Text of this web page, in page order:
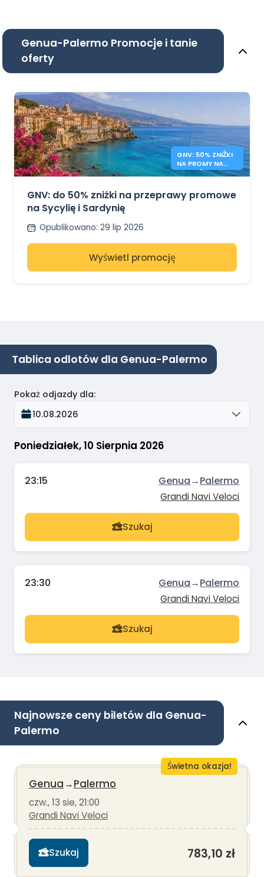
Genua-Palermo Promocje i tanie
oferty
GNV: 50% ZNIŻKI
NA PROMY NA
SYCYLIĘ I
GNV: do 50% zniżki na przeprawy promowe
na Sycylię i Sardynię
Opublikowano: 29 lip 2026
Wyświetl promocję
Tablica odlotów dla Genua-Palermo
Poniedziałek, 10 Sierpnia 2026
Pokaż odjazdy dla:
10.08.2026
23:15 Genua→Palermo
Grandi Navi Veloci
Szukaj
23:30 Genua→Palermo
Grandi Navi Veloci
Szukaj
Najnowsze ceny biletów dla Genua-
Palermo
Świetna okazja!
Genua→Palermo
czw., 13 sie, 21:00
Grandi Navi Veloci
Szukaj 783,10 zł